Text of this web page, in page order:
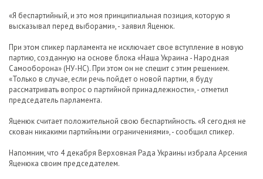
«Я беспартийный, и это моя принципиальная позиция, которую я
высказывал перед выборами», - заявил Яценюк.
При этом спикер парламента не исключает свое вступление в новую
партию, созданную на основе блока «Наша Украина - Народная
Самооборона» (НУ-НС). При этом он не спешит с этим решением.
«Только в случае, если речь пойдет о новой партии, я буду
рассматривать вопрос о партийной принадлежности», - отметил
председатель парламента.
Яценюк считает положительной свою беспартийность. «Я сегодня не
скован никакими партийными ограничениями», - сообщил спикер.
Напомним, что 4 декабря Верховная Рада Украины избрала Арсения
Яценюка своим председателем.